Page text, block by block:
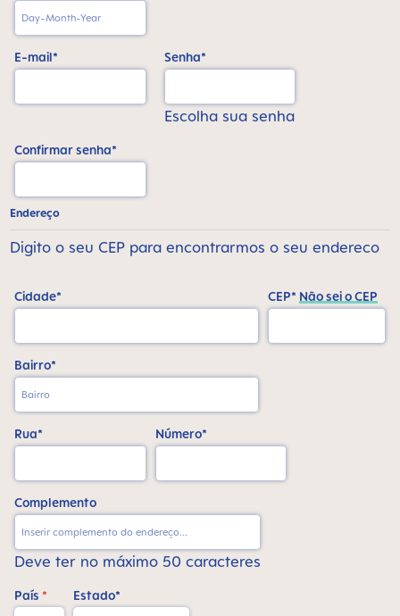
E-mail* Senha*
Escolha sua senha
Confirmar senha*
Endereço
Digito o seu CEP para encontrarmos o seu endereco
Cidade* CEP* Não sei o CEP
Bairro*
Rua* Número*
Complemento
Deve ter no máximo 50 caracteres
País * Estado*